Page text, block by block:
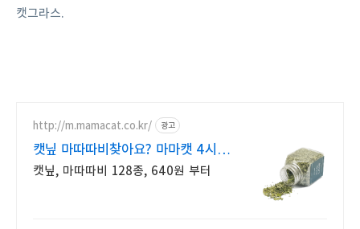
캣그라스.
http://m.mamacat.co.kr/ 광고
캣닢 마따따비찾아요? 마마캣 4시
이전 당일 발송
캣닢, 마따따비 128종, 640원 부터